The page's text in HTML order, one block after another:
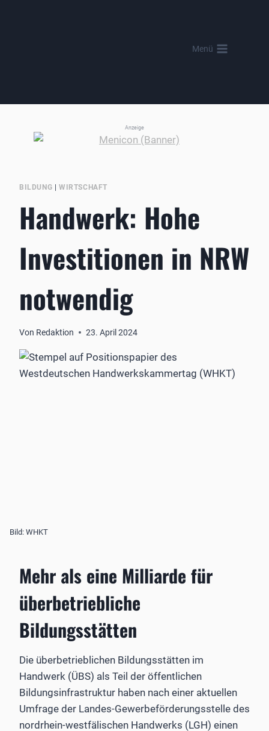
Menü
Anzeige
BILDUNG WIRTSCHAFT
Handwerk: Hohe
Investitionen in NRW
notwendig
Von Redaktion 23. April 2024
Bild: WHKT
Mehr als eine Milliarde für
überbetriebliche
Bildungsstätten
Die überbetrieblichen Bildungsstätten im
Handwerk (ÜBS) als Teil der öffentlichen
Bildungsinfrastruktur haben nach einer aktuellen
Umfrage der Landes-Gewerbeförderungsstelle des
nordrhein-westfälischen Handwerks (LGH) einen